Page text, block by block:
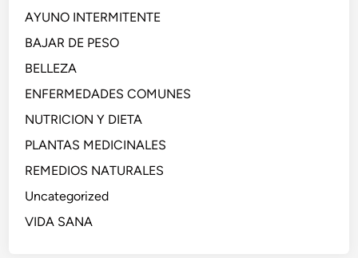
AYUNO INTERMITENTE
BAJAR DE PESO
BELLEZA
ENFERMEDADES COMUNES
NUTRICION Y DIETA
PLANTAS MEDICINALES
REMEDIOS NATURALES
Uncategorized
VIDA SANA